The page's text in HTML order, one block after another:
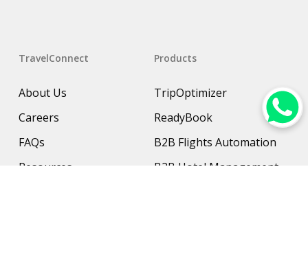
TravelConnect
About Us
Careers
FAQs
Resources
Products
TripOptimizer
ReadyBook
B2B Flights Automation
B2B Hotel Management